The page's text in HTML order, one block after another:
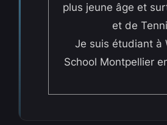
plus jeune âge et
et de
Je suis étudiant à
School Montpellier